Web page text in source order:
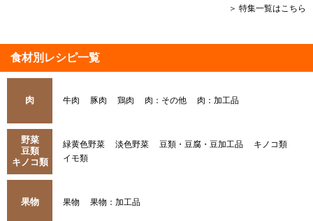
＞ 特集一覧はこちら
食材別レシピ一覧
肉 牛肉 豚肉 鶏肉 肉：その他 肉：加工品
野菜
豆類
キノコ類
緑黄色野菜 淡色野菜 豆類・豆腐・豆加工品
キノコ類
イモ類
果物 果物 果物：加工品